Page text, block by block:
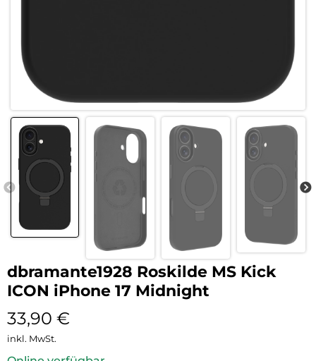
dbramante1928 Roskilde MS Kick
ICON iPhone 17 Midnight
33,90 €
inkl. MwSt.